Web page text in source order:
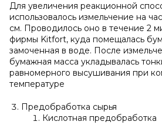
Для увеличения реакционной
использовалось измельчение на
см. Проводилось оно в течение 2
фирмы Kitfort, куда помещалась
замоченная в воде. После
бумажная масса укладывалась
равномерного высушивания при
температуре
Предобработка сырья
Кислотная предобработка